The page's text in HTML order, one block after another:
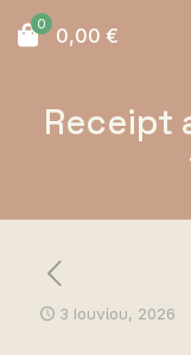
0 0,00 €
Receipt
3 Ιουνίου, 2026